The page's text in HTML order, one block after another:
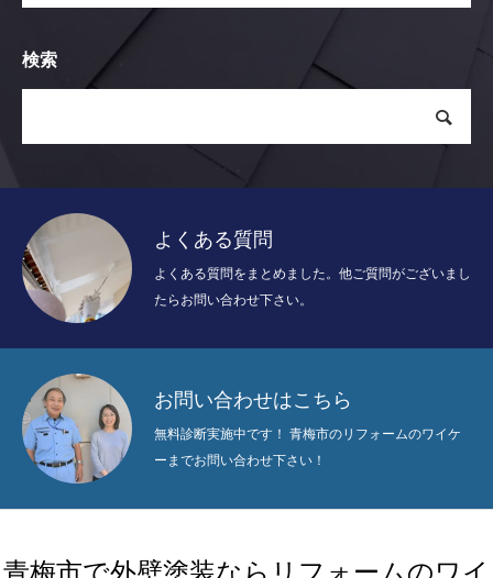
検索
よくある質問
よくある質問をまとめました。他ご質問がございまし
たらお問い合わせ下さい。
お問い合わせはこちら
無料診断実施中です！ 青梅市のリフォームのワイケ
ーまでお問い合わせ下さい！
青梅市で外壁塗装ならリフォームのワイ